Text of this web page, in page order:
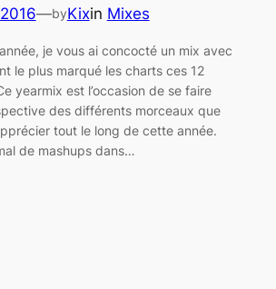
—byKixin Mixes
je vous ai concocté un mix avec
le plus marqué les charts ces 12
yearmix est l’occasion de se faire
des différents morceaux que
tout le long de cette année.
de mashups dans…